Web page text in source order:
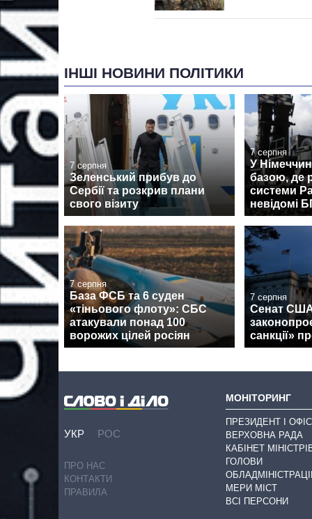
ІНШІ НОВИНИ ПОЛІТИКИ
7 серпня
Зеленський прибув до
Сербії та розкрив плани
свого візиту
7 серпня
У
базою, де
системи
невідомі
7 серпня
База ФСБ та 6 суден
«тіньового флоту»: СБС
атакували понад 100
ворожих цілей росіян
7 серпня
Сенат
санкції»
УКР РОС
ПРО НАС
КОНТАКТИ
ПРАВИЛА
МОНІТОРИНГ
ПРЕЗИДЕНТ І ОФІС
ВЕРХОВНА РАДА
КАБІНЕТ
ГОЛОВИ
МЕРИ МІСТ
ВСІ ПЕРСОНИ